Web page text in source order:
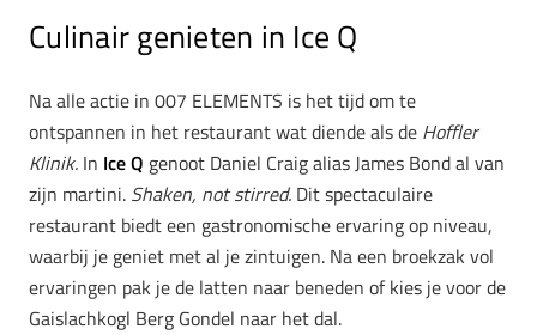
Culinair genieten in Ice Q
Na alle actie in 007 ELEMENTS is het tijd om te
ontspannen in het restaurant wat diende als de Hoffler
Klinik. In Ice Q genoot Daniel Craig alias James Bond al van
zijn martini. Shaken, not stirred. Dit spectaculaire
restaurant biedt een gastronomische ervaring op niveau,
waarbij je geniet met al je zintuigen. Na een broekzak vol
ervaringen pak je de latten naar beneden of kies je voor de
Gaislachkogl Berg Gondel naar het dal.